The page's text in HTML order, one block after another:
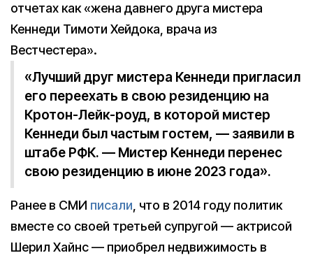
отчетах как «жена давнего друга мистера
Кеннеди Тимоти Хейдока, врача из
Вестчестера».
«Лучший друг мистера Кеннеди пригласил
его переехать в свою резиденцию на
Кротон-Лейк-роуд, в которой мистер
Кеннеди был частым гостем, — заявили в
штабе РФК. — Мистер Кеннеди перенес
свою резиденцию в июне 2023 года».
Ранее в СМИ писали, что в 2014 году политик
вместе со своей третьей супругой — актрисой
Шерил Хайнс — приобрел недвижимость в